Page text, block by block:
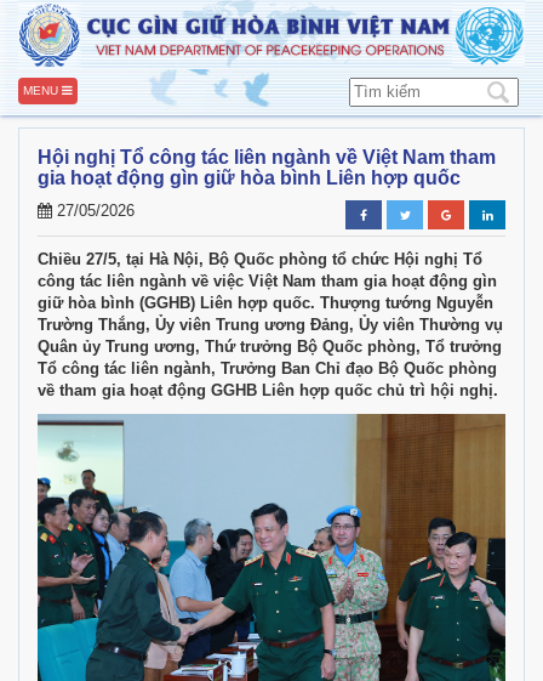
MENU
Hội nghị Tổ công tác liên ngành về Việt Nam tham
gia hoạt động gìn giữ hòa bình Liên hợp quốc
27/05/2026
Chiều 27/5, tại Hà Nội, Bộ Quốc phòng tổ chức Hội nghị Tổ
công tác liên ngành về việc Việt Nam tham gia hoạt động gìn
giữ hòa bình (GGHB) Liên hợp quốc. Thượng tướng Nguyễn
Trường Thắng, Ủy viên Trung ương Đảng, Ủy viên Thường vụ
Quân ủy Trung ương, Thứ trưởng Bộ Quốc phòng, Tổ trưởng
Tổ công tác liên ngành, Trưởng Ban Chỉ đạo Bộ Quốc phòng
về tham gia hoạt động GGHB Liên hợp quốc chủ trì hội nghị.